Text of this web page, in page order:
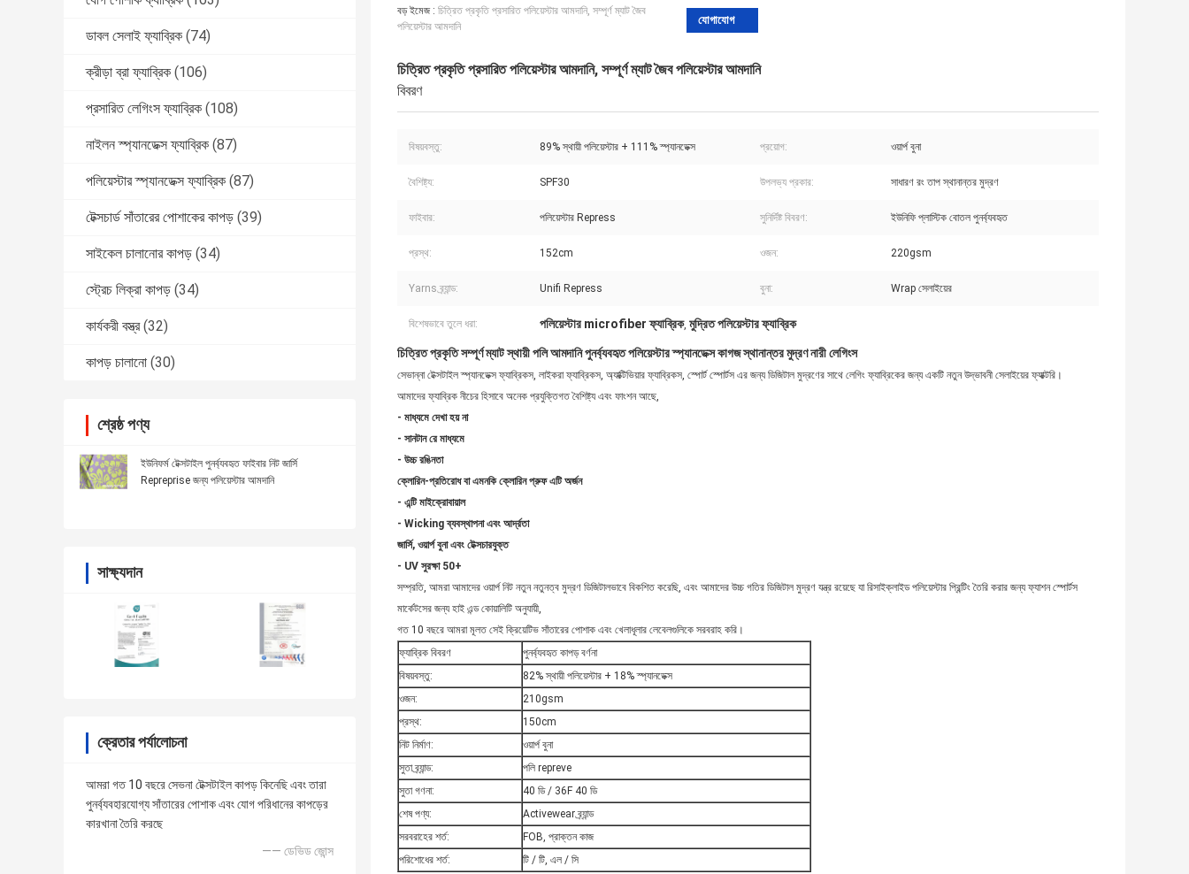
ডাবল সেলাই ফ্যাব্রিক (74)
ক্রীড়া ব্রা ফ্যাব্রিক (106)
প্রসারিত লেগিংস ফ্যাব্রিক (108)
নাইলন স্প্যানডেক্স ফ্যাব্রিক (87)
পলিয়েস্টার স্প্যানডেক্স ফ্যাব্রিক (87)
টেক্সচার্ড সাঁতারের পোশাকের কাপড় (39)
সাইকেল চালানোর কাপড় (34)
স্ট্রেচ লিক্রা কাপড় (34)
কার্যকরী বস্ত্র (32)
কাপড় চালানো (30)
শ্রেষ্ঠ পণ্য
ইউনিফর্ম টেক্সটাইল পুনর্ব্যবহৃত ফাইবার নিট জার্সি
Repreprise জন্য পলিয়েস্টার আমদানি
সাক্ষ্যদান
ক্রেতার পর্যালোচনা
আমরা গত 10 বছরে সেভনা টেক্সটাইল কাপড় কিনেছি এবং তারা
পুনর্ব্যবহারযোগ্য সাঁতারের পোশাক এবং যোগ পরিধানের কাপড়ের
কারখানা তৈরি করছে
—— ডেভিড জোন্স
বড় ইমেজ : চিত্রিত প্রকৃতি প্রসারিত পলিয়েস্টার আমদানি, সম্পূর্ণ ম্যাট জৈব
পলিয়েস্টার আমদানি
যোগাযোগ
চিত্রিত প্রকৃতি প্রসারিত পলিয়েস্টার আমদানি, সম্পূর্ণ ম্যাট জৈব পলিয়েস্টার আমদানি
বিবরণ
বিষয়বস্তু: 89% স্থায়ী পলিয়েস্টার + 111% স্প্যানডেক্স প্রয়োগ: ওয়ার্প বুনা
বৈশিষ্ট্য: SPF30 উপলভ্য প্রকার: সাধারণ রং তাপ স্থানান্তর মুদ্রণ
ফাইবার: পলিয়েস্টার Repress সুনির্দিষ্ট বিবরণ: ইউনিফি প্লাস্টিক বোতল পুনর্ব্যবহৃত
প্রস্থ: 152cm ওজন: 220gsm
Yarns ব্র্যান্ড: Unifi Repress বুনা: Wrap সেলাইয়ের
বিশেষভাবে তুলে ধরা: পলিয়েস্টার microfiber ফ্যাব্রিক, মুদ্রিত পলিয়েস্টার ফ্যাব্রিক
চিত্রিত প্রকৃতি সম্পূর্ণ ম্যাট স্থায়ী পলি আমদানি পুনর্ব্যবহৃত পলিয়েস্টার স্প্যানডেক্স কাগজ স্থানান্তর মুদ্রণ নারী লেগিংস
সেভান্না টেক্সটাইল স্প্যানডেক্স ফ্যাব্রিকস, লাইকরা ফ্যাব্রিকস, অ্যাক্টিভিয়ার ফ্যাব্রিকস, স্পোর্ট স্পোর্টস এর জন্য ডিজিটাল মুদ্রণের সাথে লেগিং ফ্যাব্রিকের জন্য একটি নতুন উদ্ভাবনী সেলাইয়ের ফ্যাক্টরি।
আমাদের ফ্যাব্রিক নীচের হিসাবে অনেক প্রযুক্তিগত বৈশিষ্ট্য এবং ফাংশন আছে,
- মাধ্যমে দেখা হয় না
- সানটান রে মাধ্যমে
- উচ্চ রঙিনতা
ক্লোরিন-প্রতিরোধ বা এমনকি ক্লোরিন প্রুফ এটি অর্জন
- এন্টি মাইক্রোবায়াল
- Wicking ব্যবস্থাপনা এবং আর্দ্রতা
জার্সি, ওয়ার্প বুনা এবং টেক্সচারযুক্ত
- UV সুরক্ষা 50+
সম্প্রতি, আমরা আমাদের ওয়ার্প নিট নতুন নতুনত্ব মুদ্রণ ডিজিটালভাবে বিকশিত করেছি, এবং আমাদের উচ্চ গতির ডিজিটাল মুদ্রণ যন্ত্র রয়েছে যা রিসাইক্লাইড পলিয়েস্টার প্রিন্টিং তৈরি করার জন্য ফ্যাশন স্পোর্টস
মার্কেটসের জন্য হাই এন্ড কোয়ালিটি অনুযায়ী,
গত 10 বছরে আমরা মূলত সেই ক্রিয়েটিভ সাঁতারের পোশাক এবং খেলাধূলার লেবেলগুলিকে সরবরাহ করি।
ফ্যাব্রিক বিবরণ
পুনর্ব্যবহৃত কাপড় বর্ণনা
বিষয়বস্তু:
82% স্থায়ী পলিয়েস্টার + 18% স্প্যানডেক্স
ওজন:
210gsm
প্রস্থ:
150cm
নিট নির্মাণ:
ওয়ার্প বুনা
সুতা ব্র্যান্ড:
পলি repreve
সুতা গণনা:
40 ডি / 36F 40 ডি
শেষ পণ্য:
Activewear ব্র্যান্ড
সরবরাহের শর্ত:
FOB, প্রাক্তন কাজ
পরিশোধের শর্ত:
টি / টি, এল / সি